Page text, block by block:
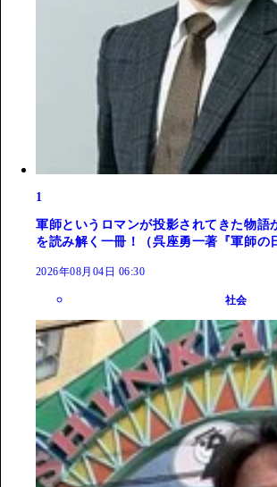
1
軍師というロマンが投影されてきた物語
を読み解く一冊！（呉座勇一著『軍師の
2026年08月04日 06:30
社会